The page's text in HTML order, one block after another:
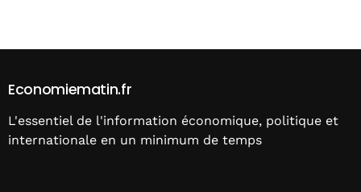
Economiematin.fr
L'essentiel de l'information économique, politique et
internationale en un minimum de temps